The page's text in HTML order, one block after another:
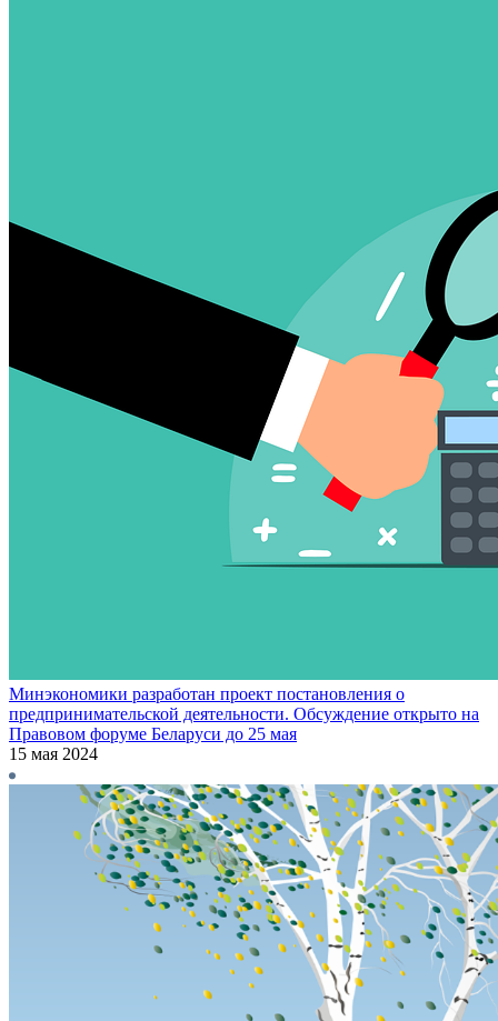
Минэкономики разработан проект постановления о
предпринимательской деятельности. Обсуждение открыто на
Правовом форуме Беларуси до 25 мая
15 мая 2024